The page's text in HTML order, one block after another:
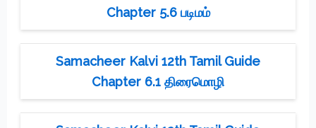
Chapter 5.6 படிமம்
Samacheer Kalvi 12th Tamil Guide
Chapter 6.1 திரைமொழி